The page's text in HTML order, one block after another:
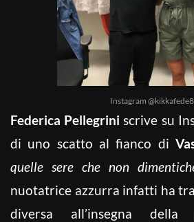
Instagram
Federica Pellegrini scrive su
di uno scatto al fianco di
quelle sere che non
nuotatrice azzurra infatti ha
diversa all’insegna